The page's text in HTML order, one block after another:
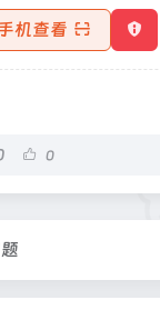
机查看
0